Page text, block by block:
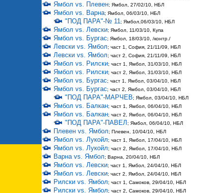
Ямбол vs. Плевен; Ямбол, 27/02/10, НБЛ
Ямбол vs. Варна; Ямбол, 06/03/10, НБЛ
"ПОД ПАРА"-№ 11; Ямбол,06/03/10, НБЛ
Ямбол vs. Левски; Ямбол, 11/03/10, Купа
Ямбол vs. Бургас; Ямбол, 18/03/10, /контр./
Левски vs. Ямбол; част 1, София, 21/11/09, НБЛ
Левски vs. Ямбол; част 2, София, 21/11/09, НБЛ
Ямбол vs. Рилски; част 1, Ямбол, 31/03/10, НБЛ
Ямбол vs. Рилски; част 2, Ямбол, 31/03/10, НБЛ
Ямбол vs. Бургас; част 1, Ямбол, 03/04/10, НБЛ
Ямбол vs. Бургас; част 2, Ямбол, 03/04/10, НБЛ
"ПОД ПАРА"-МАРЧЕВ; Ямбол, 03/04/10, НБЛ
Ямбол vs. Балкан; част 1, Ямбол, 06/04/10, НБЛ
Ямбол vs. Балкан; част 2, Ямбол, 06/04/10, НБЛ
"ПОД ПАРА"-ПАВЕЛ ; Ямбол, 06/04/10, НБЛ
Плевен vs. Ямбол; Плевен, 10/04/10, НБЛ
Ямбол vs. Лукойл; част 1, Ямбол, 17/04/10, НБЛ
Ямбол vs. Лукойл; част 2, Ямбол, 17/04/10, НБЛ
Варна vs. Ямбол; Варна, 20/04/10, НБЛ
Ямбол vs. Левски; част 1, Ямбол, 24/04/10, НБЛ
Ямбол vs. Левски; част 2, Ямбол, 24/04/10, НБЛ
Рилски vs. Ямбол; част 1, Самоков, 29/04/10, НБЛ
Рилски vs. Ямбол; част 2, Самоков, 29/04/10, НБЛ